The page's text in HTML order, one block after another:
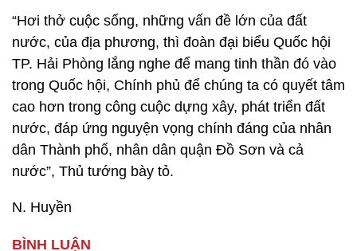
“Hơi thở cuộc sống, những vấn đề lớn của đất
nước, của địa phương, thì đoàn đại biểu Quốc hội
TP. Hải Phòng lắng nghe để mang tinh thần đó vào
trong Quốc hội, Chính phủ để chúng ta có quyết tâm
cao hơn trong công cuộc dựng xây, phát triển đất
nước, đáp ứng nguyện vọng chính đáng của nhân
dân Thành phố, nhân dân quận Đồ Sơn và cả
nước”, Thủ tướng bày tỏ.
N. Huyền